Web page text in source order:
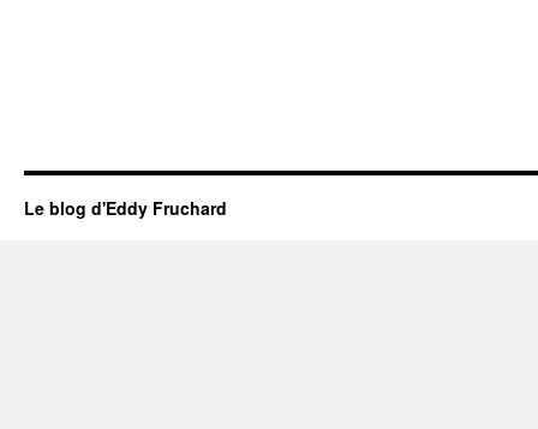
Le blog d'Eddy Fruchard